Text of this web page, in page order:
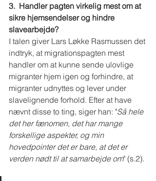
3.  Handler pagten virkelig mest om at
sikre hjemsendelser og hindre
slavearbejde?
I talen giver Lars Løkke Rasmussen det
indtryk, at migrationspagten mest
handler om at kunne sende ulovlige
migranter hjem igen og forhindre, at
migranter udnyttes og lever under
slavelignende forhold. Efter at have
nævnt disse to ting, siger han: "Så hele
det her fænomen, det har mange
forskellige aspekter, og min
hovedpointer det er bare, at det er
verden nødt til at samarbejde om" (s.2).